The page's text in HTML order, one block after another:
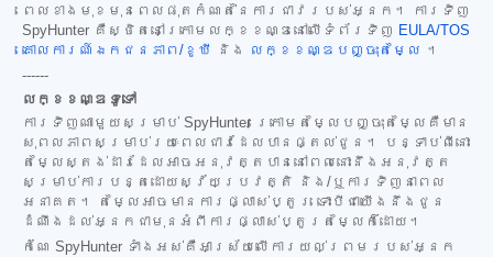
ពេលខាងមុខមុនពេលផុតកំណត់នៃការជាវរបស់អ្នក។ ការទិញ
SpyHunter គឺស្ថិតនៅក្រោមលក្ខខណ្ឌនៅលើទំព័រទិញ EULA/TOS
គោលការណ៍ឯកជនភាព/ខូឃី
និង លក្ខខណ្ឌបញ្ចុះតម្លៃ ។
------
លក្ខខណ្ឌទូទៅ
ការទិញណាមួយសម្រាប់ SpyHunter ក្រោមតម្លៃបញ្ចុះតម្លៃគឺមាន
សុពលភាពសម្រាប់រយៈពេលជាវដែលបានផ្តល់ជូន។ បន្ទាប់ពីនោះ
តម្លៃស្តង់ដារដែលអាចអនុវត្តបាននៅពេលនោះនឹងអនុវត្ត
សម្រាប់ការបន្តដោយស្វ័យប្រវត្តិ និង/ឬការទិញនាពេល
អនាគត។ តម្លៃអាចមានការផ្លាស់ប្តូរ ទោះបីជាយើងនឹងជូន
ដំណឹងដល់អ្នកជាមុនអំពីការផ្លាស់ប្តូរតម្លៃក៏ដោយ។
កំណែ SpyHunter ទាំងអស់គឺអាស្រ័យលើការយល់ព្រមរបស់អ្នក